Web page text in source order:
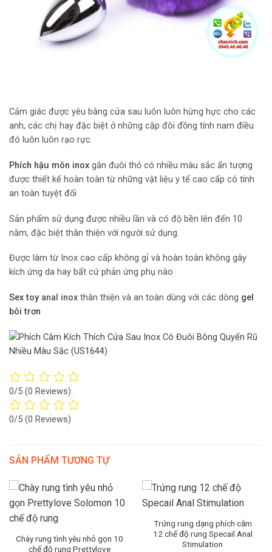
Cảm giác được yêu bằng cửa sau luôn luôn hừng hực cho các
anh, các chị hay đặc biệt ở những cặp đôi đồng tính nam điều
đó luôn luôn rạo rực.
Phích hậu môn inox gắn đuôi thỏ có nhiều màu sắc ấn tượng
được thiết kế hoàn toàn từ những vật liệu y tế cao cấp có tính
an toàn tuyệt đối
Sản phẩm sử dụng được nhiều lần và có độ bền lên đến 10
năm, đặc biệt thân thiện với người sử dụng.
Được làm từ Inox cao cấp không gỉ và hoàn toàn không gây
kích ứng da hay bất cứ phản ứng phụ nào
Sex toy anal inox thân thiện và an toàn dùng với các dòng gel
bôi trơn
0/5 (0 Reviews)
0/5 (0 Reviews)
SẢN PHẨM TƯƠNG TỰ
Chày rung tình yêu nhỏ gọn 10
chế độ rung Prettylove
Trứng rung dạng phích cắm
12 chế độ rung Specail Anal
Stimulation